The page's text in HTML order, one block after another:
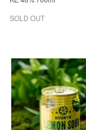
SOLD OUT